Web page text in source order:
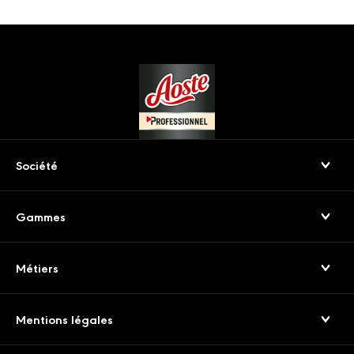
Société
Service consommateurs
Presse
Export
Gammes
Saucissons Secs
Jambons cuits & volailles
Métiers
Mentions légales